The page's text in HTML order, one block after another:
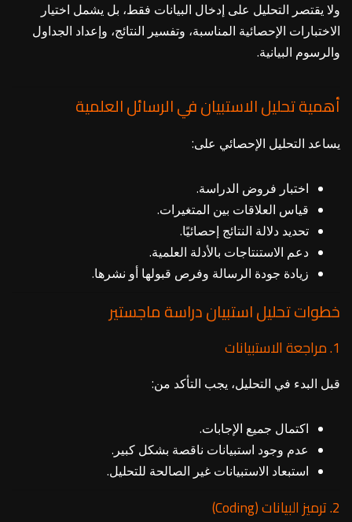
ولا يقتصر التحليل على إدخال البيانات فقط، بل يشمل اختيار
الاختبارات الإحصائية المناسبة، وتفسير النتائج، وإعداد الجداول
والرسوم البيانية.
أهمية تحليل الاستبيان في الرسائل العلمية
يساعد التحليل الإحصائي على:
اختبار فروض الدراسة.
قياس العلاقات بين المتغيرات.
تحديد دلالة النتائج إحصائيًا.
دعم الاستنتاجات بالأدلة العلمية.
زيادة جودة الرسالة وفرص قبولها أو نشرها.
خطوات تحليل استبيان دراسة ماجستير
1. مراجعة الاستبيانات
قبل البدء في التحليل، يجب التأكد من:
اكتمال جميع الإجابات.
عدم وجود استبيانات ناقصة بشكل كبير.
استبعاد الاستبيانات غير الصالحة للتحليل.
2. ترميز البيانات (Coding)